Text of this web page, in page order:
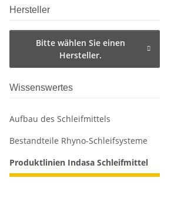
Hersteller
Bitte wählen Sie einen
Hersteller.
Wissenswertes
Aufbau des Schleifmittels
Bestandteile Rhyno-Schleifsysteme
Produktlinien Indasa Schleifmittel